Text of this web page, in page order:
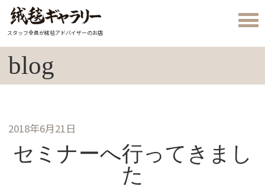
スタッフ全員が絨毯アドバイザーのお店
blog
2018年6月21日
セミナーへ行ってきまし
た